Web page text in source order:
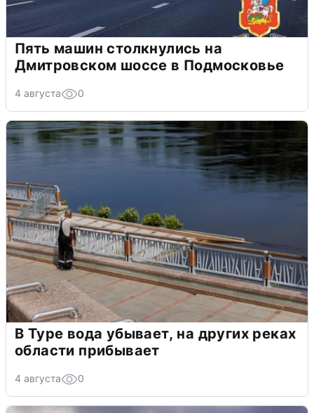
Пять машин столкнулись на
Дмитровском шоссе в Подмосковье
4 августа 0
В Туре вода убывает, на других реках
области прибывает
4 августа 0